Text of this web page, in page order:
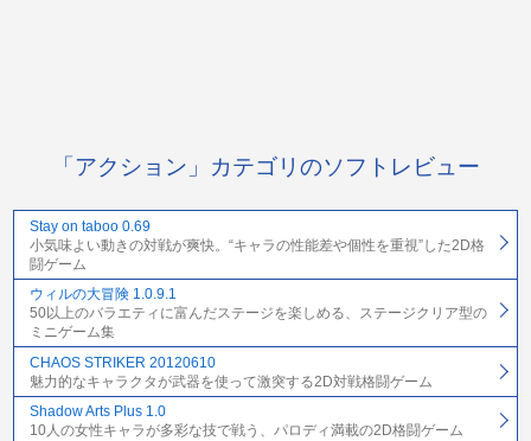
「アクション」カテゴリのソフトレビュー
Stay on taboo 0.69
小気味よい動きの対戦が爽快。“キャラの性能差や個性を重視”した2D格
闘ゲーム
ウィルの大冒険 1.0.9.1
50以上のバラエティに富んだステージを楽しめる、ステージクリア型の
ミニゲーム集
CHAOS STRIKER 20120610
魅力的なキャラクタが武器を使って激突する2D対戦格闘ゲーム
Shadow Arts Plus 1.0
10人の女性キャラが多彩な技で戦う、パロディ満載の2D格闘ゲーム